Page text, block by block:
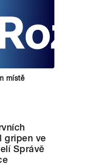
místě
gripen ve
Správě